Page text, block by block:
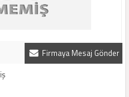
Firmaya Mesaj Gönder